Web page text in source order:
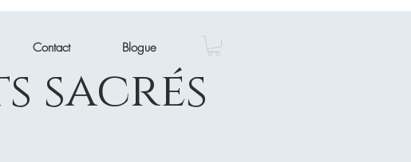
Contact Blogue
sacrés